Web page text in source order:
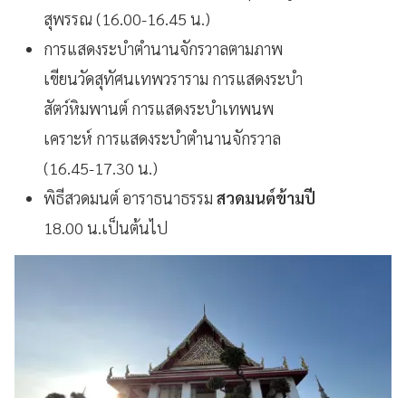
สุพรรณ (16.00-16.45 น.)
การแสดงระบำตำนานจักรวาลตามภาพ
เขียนวัดสุทัศนเทพวราราม การแสดงระบำ
สัตว์หิมพานต์ การแสดงระบำเทพนพ
เคราะห์ การแสดงระบำตำนานจักรวาล
(16.45-17.30 น.)
พิธีสวดมนต์ อาราธนาธรรม สวดมนต์ข้ามปี
18.00 น.เป็นต้นไป